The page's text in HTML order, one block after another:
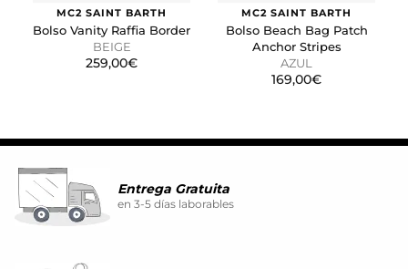
MC2 SAINT BARTH
Bolso Vanity Raffia Border
BEIGE
259,00€
MC2 SAINT BARTH
Bolso Beach Bag Patch
Anchor Stripes
AZUL
169,00€
Entrega Gratuita
en 3-5 días laborables
consultar nuestra política de cookies